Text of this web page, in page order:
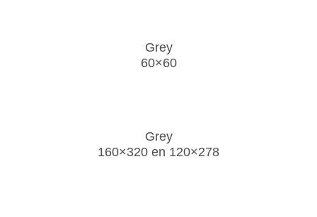
Grey
60×60
Grey
160×320 en 120×278